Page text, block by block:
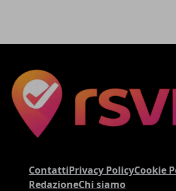
ContattiPrivacy PolicyCookie
RedazioneChi siamo